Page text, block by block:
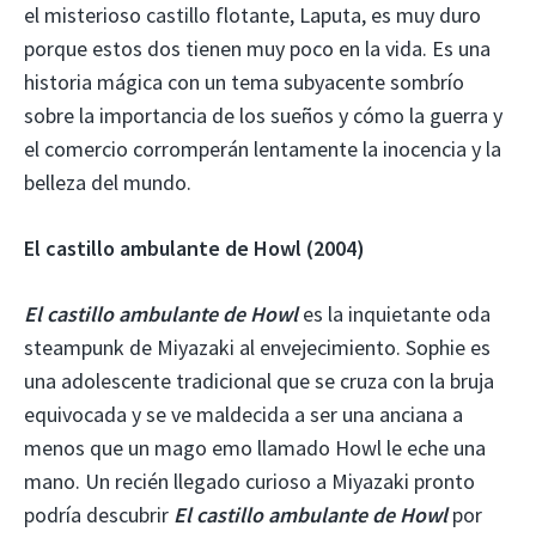
el misterioso castillo flotante, Laputa, es muy duro
porque estos dos tienen muy poco en la vida. Es una
historia mágica con un tema subyacente sombrío
sobre la importancia de los sueños y cómo la guerra y
el comercio corromperán lentamente la inocencia y la
belleza del mundo.
El castillo ambulante de Howl (2004)
El castillo ambulante de Howles la inquietante oda
steampunk de Miyazaki al envejecimiento. Sophie es
una adolescente tradicional que se cruza con la bruja
equivocada y se ve maldecida a ser una anciana a
menos que un mago emo llamado Howl le eche una
mano. Un recién llegado curioso a Miyazaki pronto
podría descubrir El castillo ambulante de Howl por